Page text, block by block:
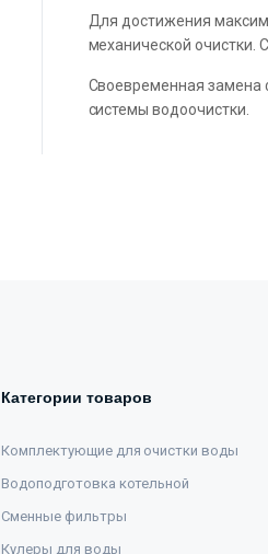
Для достижения
механической очистки.
Своевременная замена
системы водоочистки.
Категории товаров
Комплектующие для очистки воды
Водоподготовка котельной
Сменные фильтры
Кулеры для воды